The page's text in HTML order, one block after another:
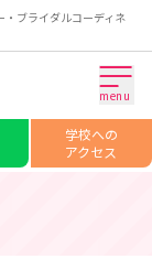
ブライダルコーディネ
menu
学校への
アクセス